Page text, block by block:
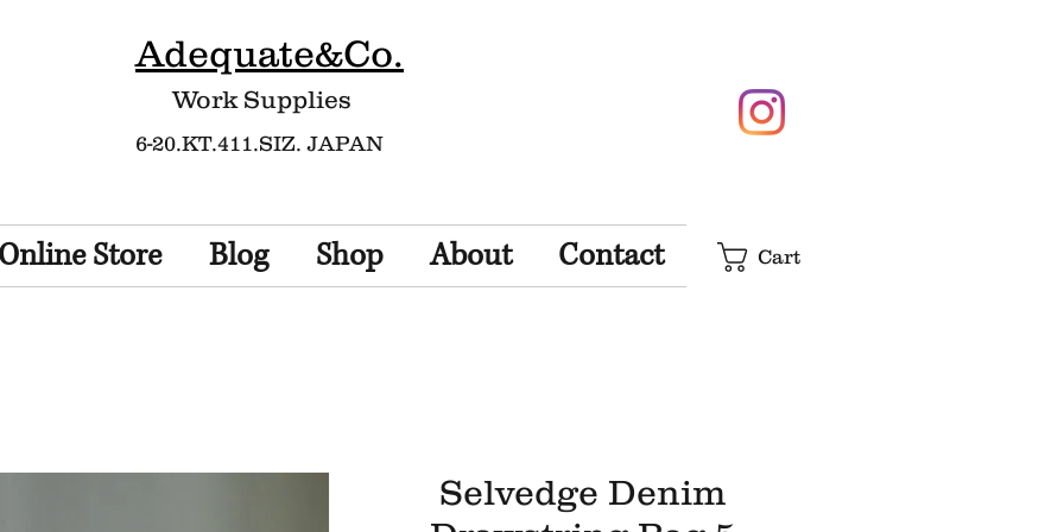
Adequate&Co.
Work Supplies​
6-20.KT.411.SIZ. JAPAN
Store Blog Shop About Contact Cart
Selvedge Denim